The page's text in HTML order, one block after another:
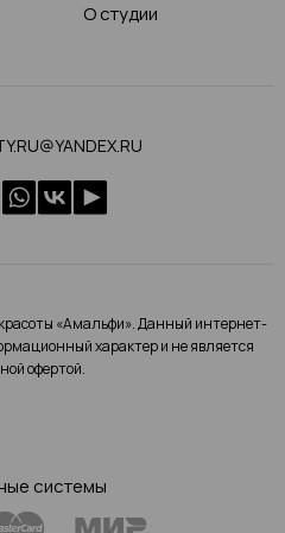
О студии
«Амальфи». Данный интернет-
характер и не является
офертой.
системы